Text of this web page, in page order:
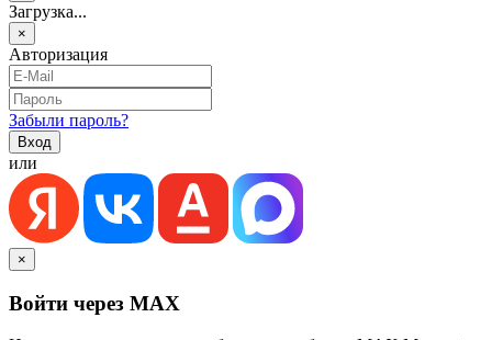
Загрузка...
×
Авторизация
Забыли пароль?
или
×
Войти через MAX